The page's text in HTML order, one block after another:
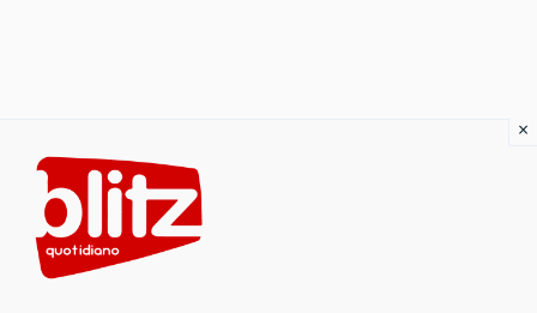
content
×